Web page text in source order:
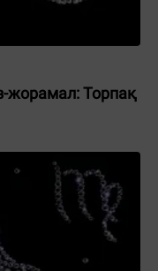
жорамал: Торпақ